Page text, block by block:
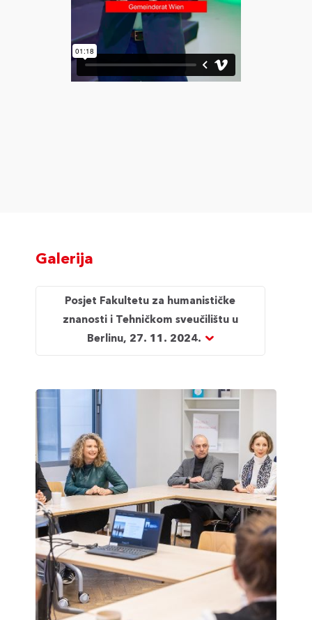
Galerija
Posjet Fakultetu za humanističke
znanosti i Tehničkom sveučilištu u
Berlinu, 27. 11. 2024.
Vienna